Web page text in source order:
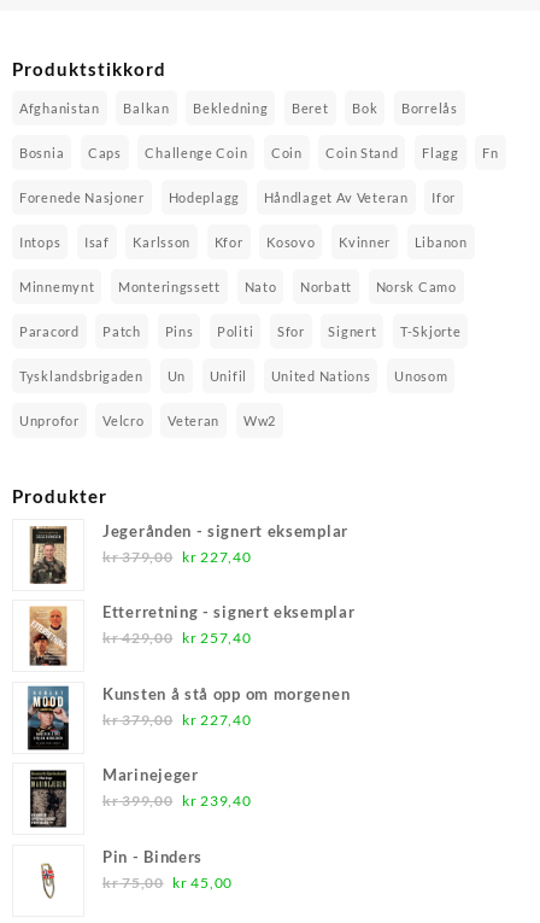
Produktstikkord
Afghanistan Balkan Bekledning Beret Bok Borrelås
Bosnia Caps Challenge Coin Coin Coin Stand Flagg Fn
Forenede Nasjoner Hodeplagg Håndlaget Av Veteran Ifor
Intops Isaf Karlsson Kfor Kosovo Kvinner Libanon
Minnemynt Monteringssett Nato Norbatt Norsk Camo
Paracord Patch Pins Politi Sfor Signert T-Skjorte
Tysklandsbrigaden Un Unifil United Nations Unosom
Unprofor Velcro Veteran Ww2
Produkter
Jegerånden - signert eksemplar
kr379,00 Opprinnelig
var:
kr 379,00.
kr 227,40Nåværende
er:
Etterretning - signert eksemplar
kr429,00 Opprinnelig
var:
kr 429,00.
kr 257,40Nåværende
er:
Kunsten å stå opp om morgenen
kr379,00 Opprinnelig
var:
kr 379,00.
kr 227,40Nåværende
Marinejeger
kr399,00 Opprinnelig
var:
kr 399,00.
kr 239,40Nåværende
Pin - Binders
kr75,00 Opprinnelig
kr 45,00Nåværende